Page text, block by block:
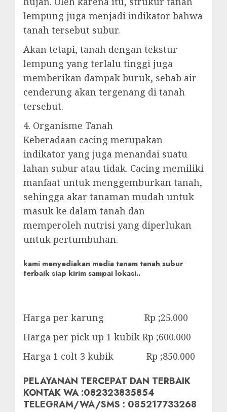
lempung juga menjadi indikator bahwa
tanah tersebut subur.
Akan tetapi, tanah dengan tekstur
lempung yang terlalu tinggi juga
memberikan dampak buruk, sebab air
cenderung akan tergenang di tanah
tersebut.
4. Organisme Tanah
Keberadaan cacing merupakan
indikator yang juga menandai suatu
lahan subur atau tidak. Cacing memiliki
manfaat untuk menggemburkan tanah,
sehingga akar tanaman mudah untuk
masuk ke dalam tanah dan
memperoleh nutrisi yang diperlukan
untuk pertumbuhan.
kami menyediakan media tanam tanah subur
terbaik siap kirim sampai lokasi..
Harga per karung Rp ;25.000
Harga per pick up 1 kubik Rp ;600.000
Harga 1 colt 3 kubik Rp ;850.000
PELAYANAN TERCEPAT DAN TERBAIK
KONTAK WA :082323835854
TELEGRAM/WA/SMS : 085217733268